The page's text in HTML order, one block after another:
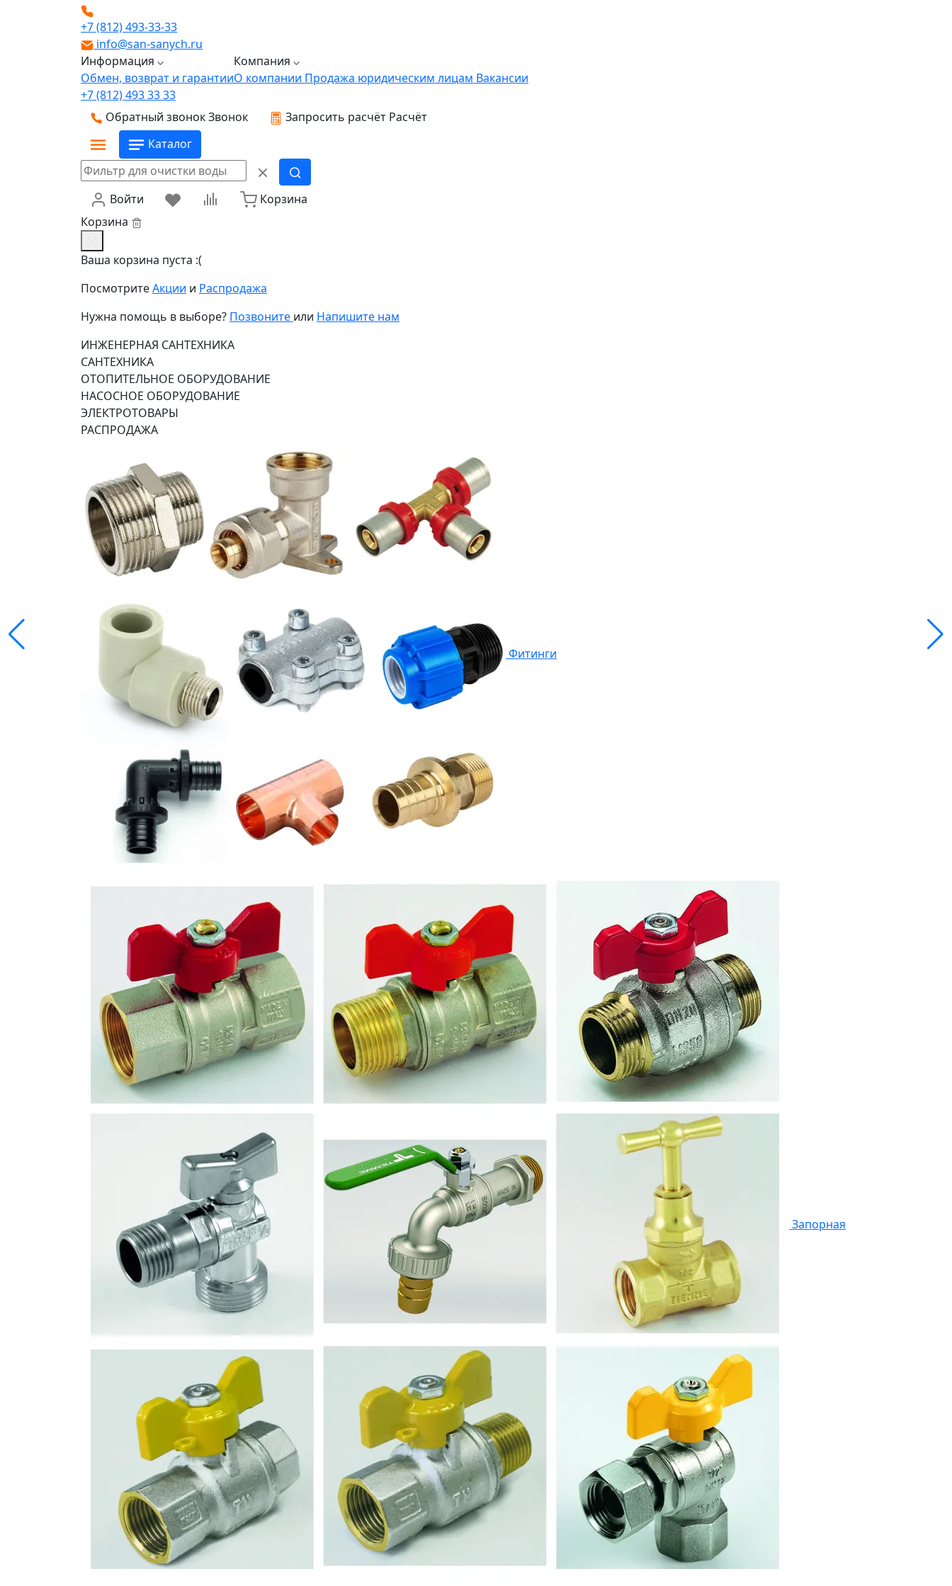
+7 (812) 493-33-33
info@san-sanych.ru
Информация
Обмен, возврат и гарантии
Компания
О компании Продажа юридическим лицам Вакансии
+7 (812) 493 33 33
Обратный звонокЗвонок Запросить расчёт Расчёт
Каталог
Войти
Корзина
Корзина
Ваша корзина пуста :(
ПосмотритеАкции и Распродажа
Нужна помощь в выборе? Позвоните или Напишите нам
ИНЖЕНЕРНАЯ САНТЕХНИКА
САНТЕХНИКА
ОТОПИТЕЛЬНОЕ ОБОРУДОВАНИЕ
НАСОСНОЕ ОБОРУДОВАНИЕ
ЭЛЕКТРОТОВАРЫ
РАСПРОДАЖА
Фитинги
Запорная